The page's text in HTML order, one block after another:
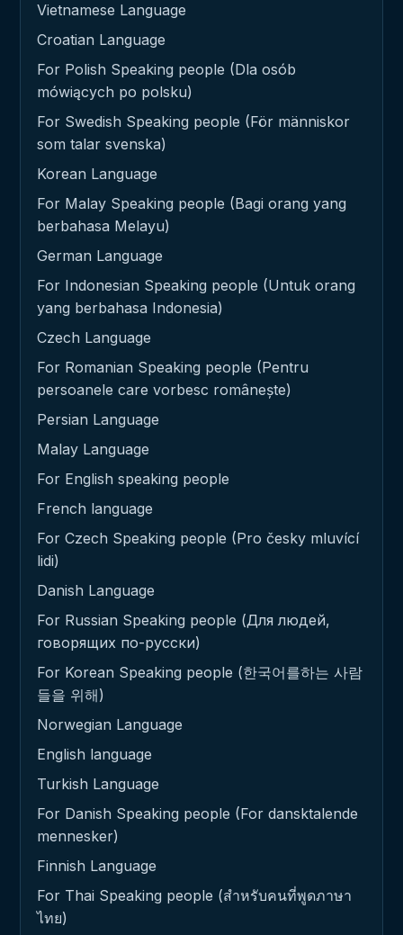
Vietnamese Language
Croatian Language
For Polish Speaking people (Dla osób
mówiących po polsku)
For Swedish Speaking people (För människor
som talar svenska)
Korean Language
For Malay Speaking people (Bagi orang yang
berbahasa Melayu)
German Language
For Indonesian Speaking people (Untuk orang
yang berbahasa Indonesia)
Czech Language
For Romanian Speaking people (Pentru
persoanele care vorbesc românește)
Persian Language
Malay Language
For English speaking people
French language
For Czech Speaking people (Pro česky mluvící
lidi)
Danish Language
For Russian Speaking people (Для людей,
говорящих по-русски)
For Korean Speaking people (한국어를하는 사람
들을 위해)
Norwegian Language
English language
Turkish Language
For Danish Speaking people (For dansktalende
mennesker)
Finnish Language
For Thai Speaking people (สำหรับคนที่พูดภาษา
ไทย)